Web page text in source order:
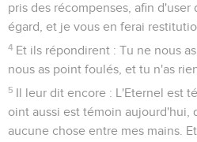
pris des récompenses, afin d'user
égard, et je vous en ferai
4 Et ils répondirent : Tu ne nous
nous as point foulés, et tu n'as
5 Il leur dit encore : L'Eternel est
oint aussi est témoin aujourd'hui,
aucune chose entre mes mains.